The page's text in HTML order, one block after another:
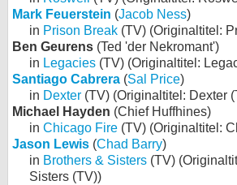
Mark Feuerstein (Jacob Ness)
in Prison Break (TV) (Originaltitel:
Ben Geurens (Ted 'der Nekromant')
in Legacies (TV) (Originaltitel:
Santiago Cabrera (Sal Price)
in Dexter (TV) (Originaltitel: Dexter
Michael Hayden (Chief Huffhines)
in Chicago Fire (TV) (Originaltitel:
Jason Lewis (Chad Barry)
in Brothers & Sisters (TV)
Sisters (TV))